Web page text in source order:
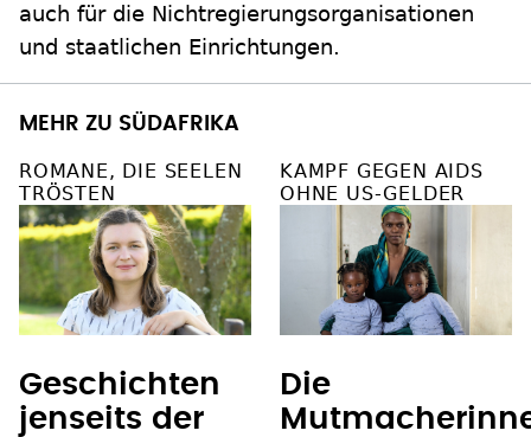
auch für die Nichtregierungsorganisationen
und staatlichen Einrichtungen.
MEHR ZU SÜDAFRIKA
ROMANE, DIE SEELEN
TRÖSTEN
Geschichten
jenseits der
KAMPF GEGEN AIDS
OHNE US-GELDER
Die